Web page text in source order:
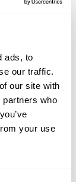
ads, to
our traffic.
our site with
who
your use
propojují